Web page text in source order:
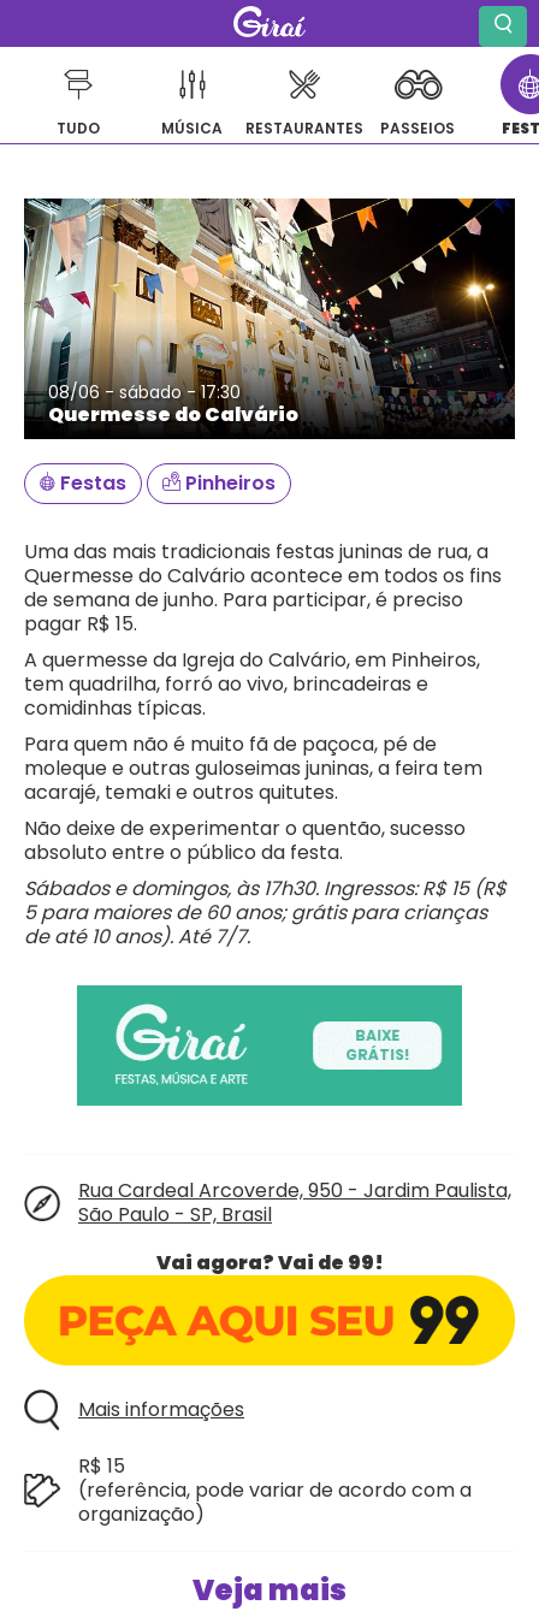
para
o
conteúdo
TUDO MÚSICA RESTAURANTES PASSEIOS
08/06 - sábado - 17:30
Quermesse do Calvário
Festas Pinheiros
Uma das mais tradicionais festas juninas de rua, a
Quermesse do Calvário acontece em todos os fins
de semana de junho. Para participar, é preciso
pagar R$ 15.
A quermesse da Igreja do Calvário, em Pinheiros,
tem quadrilha, forró ao vivo, brincadeiras e
comidinhas típicas.
Para quem não é muito fã de paçoca, pé de
moleque e outras guloseimas juninas, a feira tem
acarajé, temaki e outros quitutes.
Não deixe de experimentar o quentão, sucesso
absoluto entre o público da festa.
Sábados e domingos, às 17h30. Ingressos: R$ 15 (R$
5 para maiores de 60 anos; grátis para crianças
de até 10 anos). Até 7/7.
Rua Cardeal Arcoverde, 950 - Jardim Paulista,
São Paulo - SP, Brasil
Vai agora? Vai de 99!
Mais informações
R$ 15
(referência, pode variar de acordo com a
organização)
Veja mais